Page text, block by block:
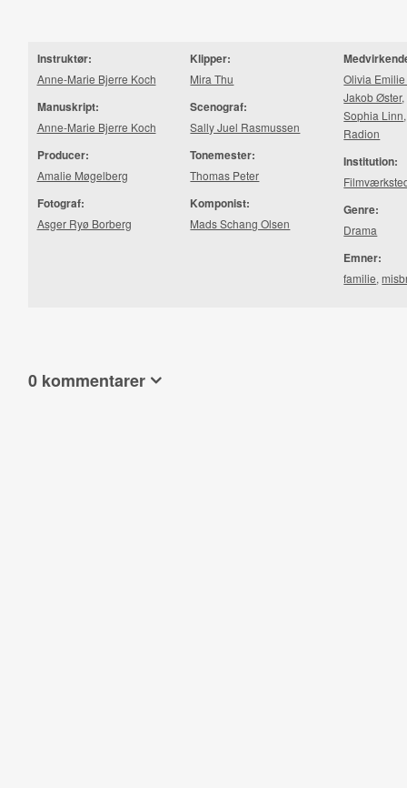
Instruktør:
Anne-Marie Bjerre Koch
Manuskript:
Anne-Marie Bjerre Koch
Producer:
Amalie Møgelberg
Fotograf:
Asger Ryø Borberg
Klipper:
Mira Thu
Scenograf:
Sally Juel Rasmussen
Tonemester:
Thomas Peter
Komponist:
Mads Schang Olsen
Olivia
Jakob Øster,
Sophia Linn
Radion
Institution:
Genre:
Drama
Emner:
familie,
0 kommentarer